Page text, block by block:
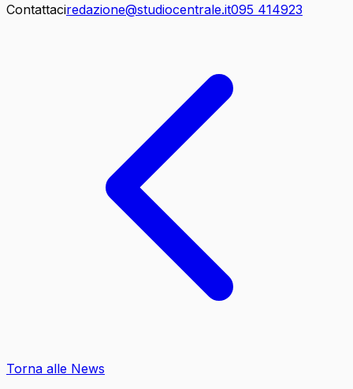
Contattaciredazione@studiocentrale.it095 414923
Torna alle News